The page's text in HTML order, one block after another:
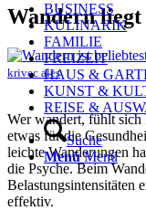
BUSINESS
KULINARIK
FAMILIE
FREIZEIT
HAUS &
KUNST &
REISE &
Suche
Menü Menü
Wandern
krivec ales
Wer wandert, fühlt sich
etwas für die
leichte Wanderungen
die Psyche. Beim
Belastungsintensitäten
effektiv.